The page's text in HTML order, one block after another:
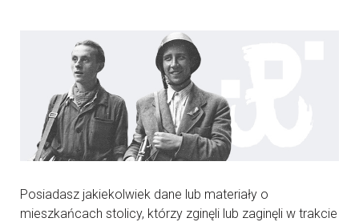
Posiadasz jakiekolwiek dane lub materiały o
mieszkańcach stolicy, którzy zginęli lub zaginęli w trakcie